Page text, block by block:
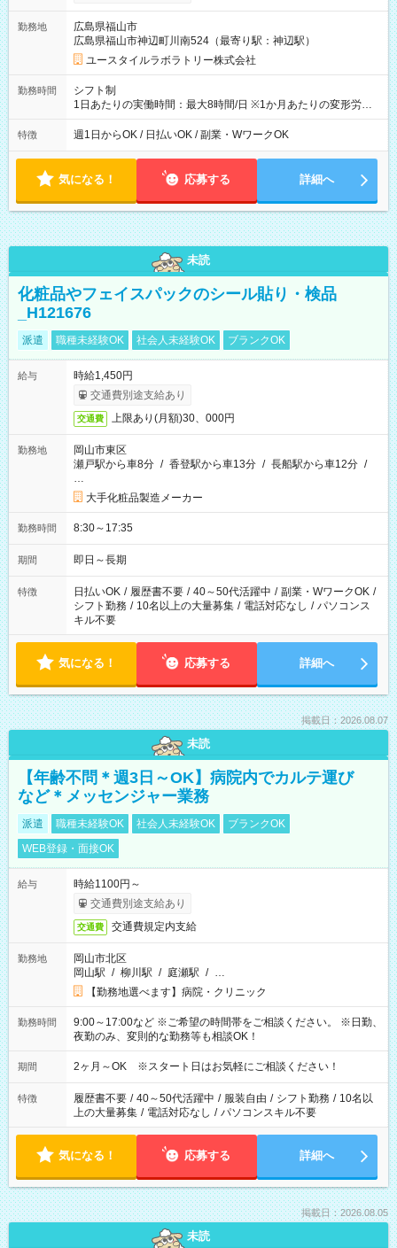
勤務地
広島県福山市
広島県福山市神辺町川南524（最寄り駅：神辺駅）
ユースタイルラボラトリー株式会社
勤務時間
シフト制
1日あたりの実働時間：最大8時間/日 ※1か月あたりの変形労働
制（週平均40時間以内） 夜勤：17:00-翌09:00（休憩2時間）
特徴 週1日からOK / 日払いOK / 副業・WワークOK
気になる！ 応募する 詳細へ
未読
化粧品やフェイスパックのシール貼り・検品
_H121676
派遣 職種未経験OK 社会人未経験OK ブランクOK
給与
時給1,450円
交通費別途支給あり
交通費 上限あり(月額)30、000円
勤務地
岡山市東区
瀬戸駅から車8分 / 香登駅から車13分 / 長船駅から車12分 /
…
大手化粧品製造メーカー
勤務時間 8:30～17:35
期間 即日～長期
特徴 日払いOK / 履歴書不要 / 40～50代活躍中 / 副業・WワークOK /
シフト勤務 / 10名以上の大量募集 / 電話対応なし / パソコンス
キル不要
気になる！ 応募する 詳細へ
掲載日：2026.08.07
未読
【年齢不問＊週3日～OK】病院内でカルテ運び
など＊メッセンジャー業務
派遣 職種未経験OK 社会人未経験OK
ブランクOK
WEB登録・面接OK
給与
時給1100円～
交通費別途支給あり
交通費 交通費規定内支給
勤務地
岡山市北区
岡山駅 / 柳川駅 / 庭瀬駅 / …
【勤務地選べます】病院・クリニック
勤務時間
9:00～17:00など ※ご希望の時間帯をご相談ください。 ※日勤、
夜勤のみ、変則的な勤務等も相談OK！
期間 2ヶ月～OK ※スタート日はお気軽にご相談ください！
特徴 履歴書不要 / 40～50代活躍中 / 服装自由 / シフト勤務 / 10名以
上の大量募集 / 電話対応なし / パソコンスキル不要
気になる！ 応募する 詳細へ
掲載日：2026.08.05
未読